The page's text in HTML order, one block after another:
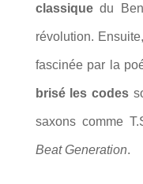
classiquedu
révolution.
fascinée par la
brisé les codes
saxons comme
Beat Generation.